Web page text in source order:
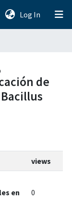
Log In (current)
de
views
en
0